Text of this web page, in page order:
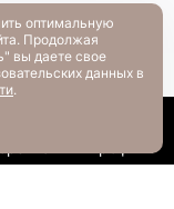
оптимальную
Продолжая
вы даете свое
данных в
.